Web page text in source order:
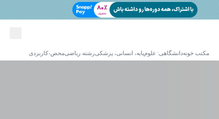
مکتب خونهدانشگاهی: علوم‌پایه، انسانی، پزشکیرشته ریاضیمحض-کاربردی